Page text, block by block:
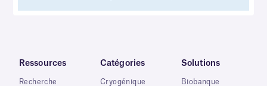
Ressources
Recherche
Catégories
Cryogénique
Solutions
Biobanque